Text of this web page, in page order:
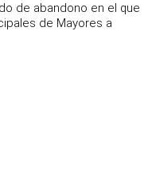
de abandono en el que
de Mayores a